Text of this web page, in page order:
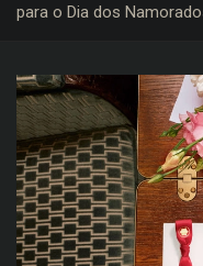
para o Dia dos